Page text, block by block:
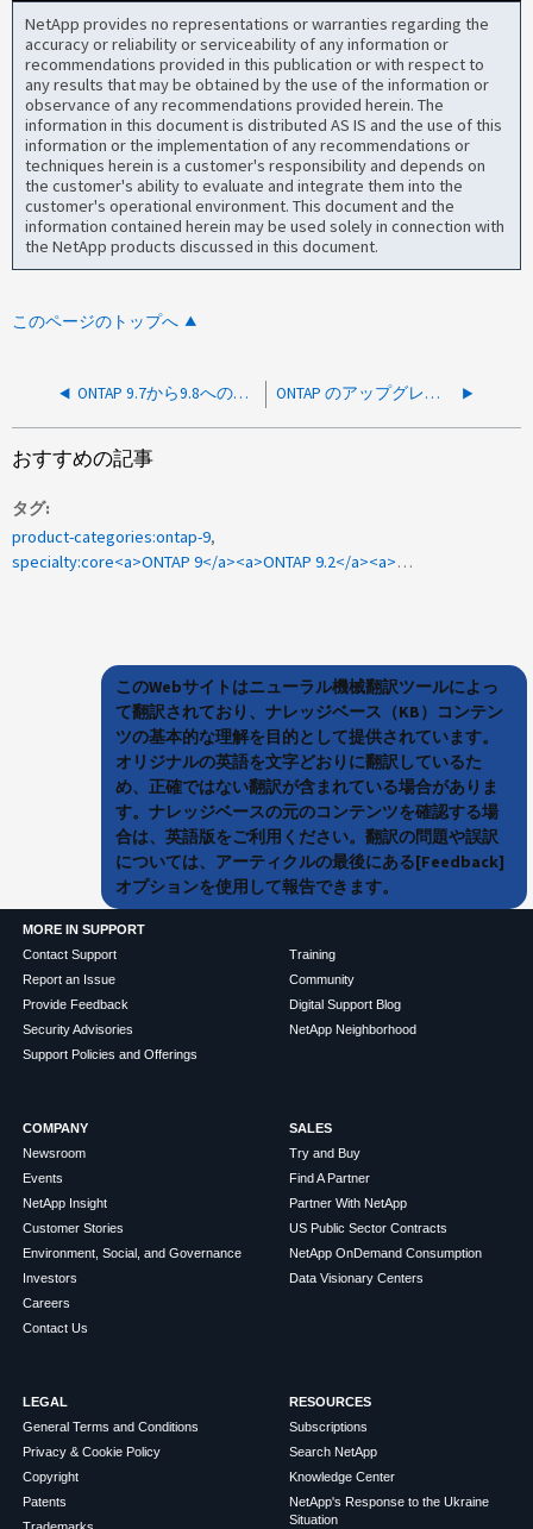
NetApp provides no representations or warranties regarding the
accuracy or reliability or serviceability of any information or
recommendations provided in this publication or with respect to
any results that may be obtained by the use of the information or
observance of any recommendations provided herein. The
information in this document is distributed AS IS and the use of this
information or the implementation of any recommendations or
techniques herein is a customer's responsibility and depends on
the customer's ability to evaluate and integrate them into the
customer's operational environment. This document and the
information contained herein may be used solely in connection with
the NetApp products discussed in this document.
このページのトップへ
ONTAP 9.7から9.8へのアップグレードで、クラスタのアプリケーションがオンラインになるのを待っていました ONTAP のアップグレードが「Failed to migrate data LIFs」によって中断される
おすすめの記事
タグ
product-categories:ontap-9
specialty:core<a>ONTAP 9</a><a>ONTAP 9.2</a><a>ONTAP 9.1</a><a>ONTAP 9.3</a><a>1075578</a><a>ONTAP 9.x の</a><a>ONTAP アップグレード</a>
このWebサイトはニューラル機械翻訳ツールによっ
て翻訳されており、ナレッジベース（KB）コンテン
ツの基本的な理解を目的として提供されています。
オリジナルの英語を文字どおりに翻訳しているた
め、正確ではない翻訳が含まれている場合がありま
す。ナレッジベースの元のコンテンツを確認する場
合は、英語版をご利用ください。翻訳の問題や誤訳
については、アーティクルの最後にある[Feedback]
オプションを使用して報告できます。
MORE IN SUPPORT
Contact Support
Report an Issue
Provide Feedback
Security Advisories
Support Policies and Offerings
Training
Community
Digital Support Blog
NetApp Neighborhood
COMPANY
Newsroom
Events
NetApp Insight
Customer Stories
Environment, Social, and Governance
Investors
Careers
Contact Us
SALES
Try and Buy
Find A Partner
Partner With NetApp
US Public Sector Contracts
NetApp OnDemand Consumption
Data Visionary Centers
LEGAL
General Terms and Conditions
Privacy & Cookie Policy
Copyright
Patents
RESOURCES
Subscriptions
Search NetApp
Knowledge Center
NetApp's Response to the Ukraine
Situation